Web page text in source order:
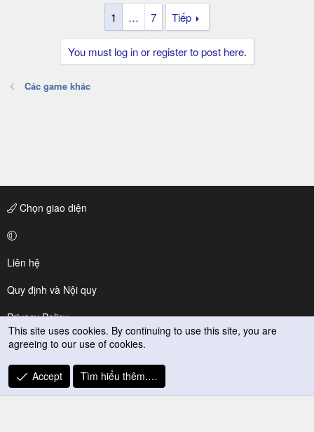
1 … 7 Tiếp
You must log in or register to post here.
Các game khác
Chọn giao diện
Liên hệ
Quy định và Nội quy
Privacy Policy
Trợ giúp
R
S
This site uses cookies. By continuing to use this site, you are
agreeing to our use of cookies.
Accept Tìm hiểu thêm.…